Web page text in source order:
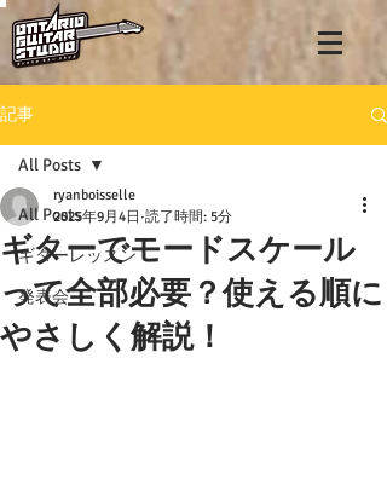
記事
All Posts
ギターレッスン
発表会
All Posts
ギターでモードスケール
って全部必要？使える順に
やさしく解説！
ryanboisselle
2025年9月4日 読了時間: 5分